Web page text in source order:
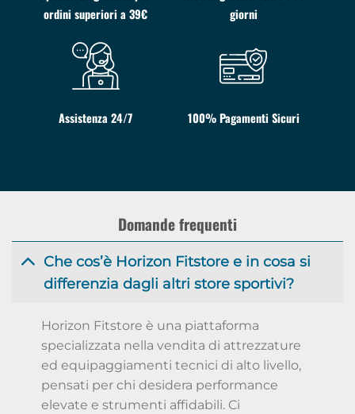
ordini superiori a 39€
giorni
Assistenza 24/7 100% Pagamenti Sicuri
Domande frequenti
Che cos’è Horizon Fitstore e in cosa si
differenzia dagli altri store sportivi?
Horizon Fitstore è una piattaforma
specializzata nella vendita di attrezzature
ed equipaggiamenti tecnici di alto livello,
pensati per chi desidera performance
elevate e strumenti affidabili. Ci